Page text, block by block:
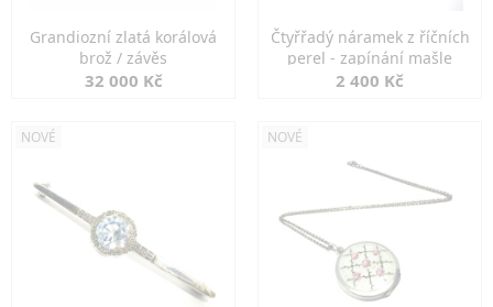
Grandiozní zlatá korálová
brož / závěs
32 000 Kč
Čtyřřadý náramek z říčních
perel - zapínání mašle
2 400 Kč
NOVÉ NOVÉ